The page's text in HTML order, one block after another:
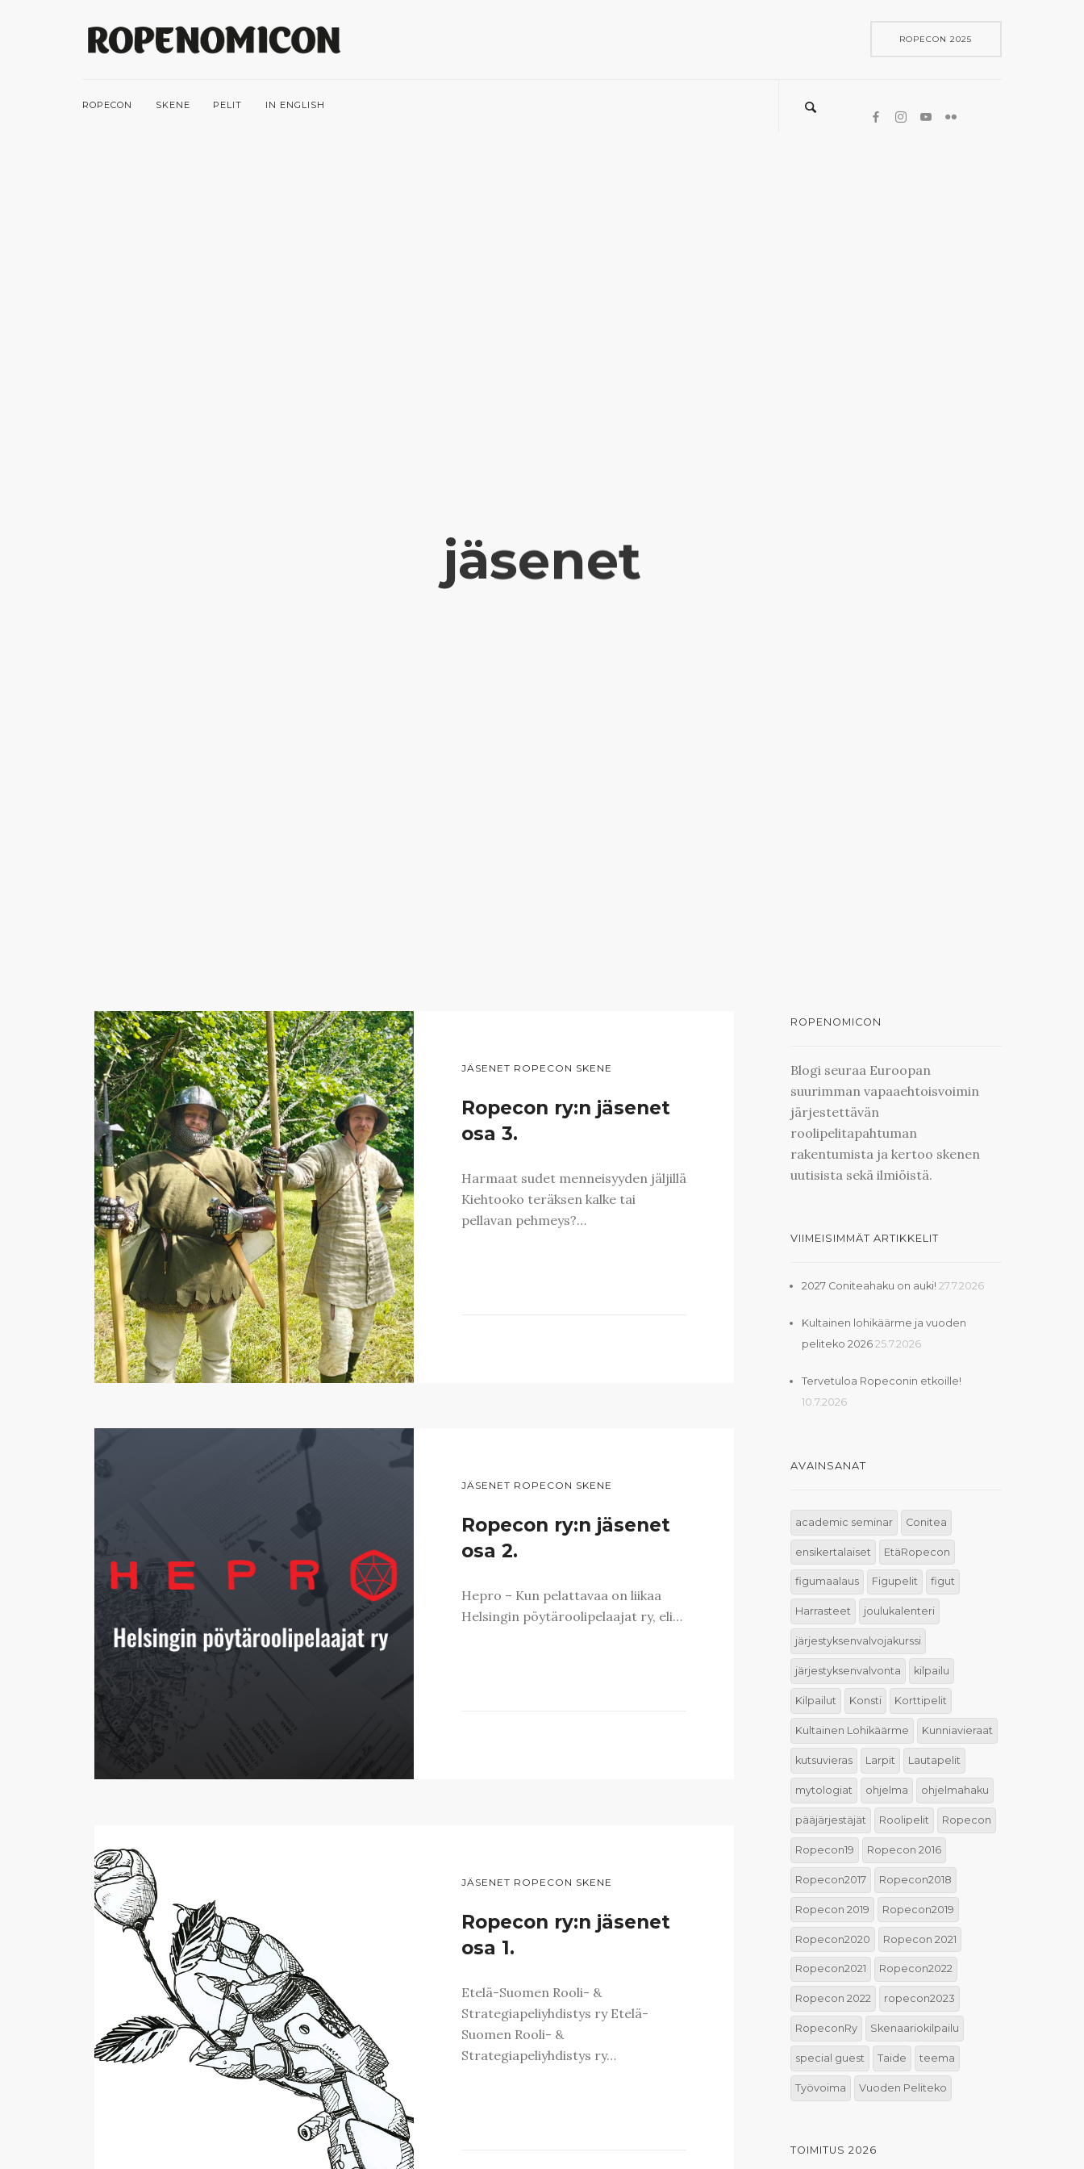
ROPECON 2025
ROPECON SKENE PELIT IN ENGLISH
jäsenet
JÄSENET ROPECON SKENE
Ropecon ry:n jäsenet
osa 3.
Harmaat sudet menneisyyden jäljillä
Kiehtooko teräksen kalke tai
pellavan pehmeys?…
JÄSENET ROPECON SKENE
Ropecon ry:n jäsenet
osa 2.
Hepro – Kun pelattavaa on liikaa
Helsingin pöytäroolipelaajat ry, eli…
JÄSENET ROPECON SKENE
Ropecon ry:n jäsenet
osa 1.
Etelä-Suomen Rooli- &
Strategiapeliyhdistys ry Etelä-
Suomen Rooli- &
Strategiapeliyhdistys ry…
ROPENOMICON
Blogi seuraa Euroopan
suurimman vapaaehtoisvoimin
järjestettävän
roolipelitapahtuman
rakentumista ja kertoo skenen
uutisista sekä ilmiöistä.
VIIMEISIMMÄT ARTIKKELIT
2027 Coniteahaku on auki! 27.7.2026
Kultainen lohikäärme ja vuoden
peliteko 2026 25.7.2026
Tervetuloa Ropeconin etkoille!
10.7.2026
AVAINSANAT
academic seminar Conitea
ensikertalaiset EtäRopecon
figumaalaus Figupelit figut
Harrasteet joulukalenteri
järjestyksenvalvojakurssi
järjestyksenvalvonta kilpailu
Kilpailut Konsti Korttipelit
Kultainen Lohikäärme Kunniavieraat
kutsuvieras Larpit Lautapelit
mytologiat ohjelma ohjelmahaku
pääjärjestäjät Roolipelit Ropecon
Ropecon19 Ropecon 2016
Ropecon2017 Ropecon2018
Ropecon 2019 Ropecon2019
Ropecon2020 Ropecon 2021
Ropecon2021 Ropecon2022
Ropecon 2022 ropecon2023
RopeconRy Skenaariokilpailu
special guest Taide teema
Työvoima Vuoden Peliteko
TOIMITUS 2026